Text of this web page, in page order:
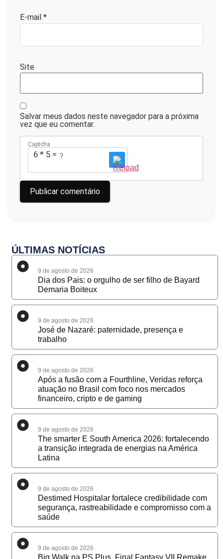
E-mail *
Site
Salvar meus dados neste navegador para a próxima
vez que eu comentar.
Captcha
6 * 5 = ?
ÚLTIMAS NOTÍCIAS
9 de agosto de 2026
Dia dos Pais: o orgulho de ser filho de Bayard
Demaria Boiteux
9 de agosto de 2026
José de Nazaré: paternidade, presença e
trabalho
9 de agosto de 2026
Após a fusão com a Fourthline, Veridas reforça
atuação no Brasil com foco nos mercados
financeiro, cripto e de gaming
9 de agosto de 2026
The smarter E South America 2026: fortalecendo
a transição integrada de energias na América
Latina
9 de agosto de 2026
Destimed Hospitalar fortalece credibilidade com
segurança, rastreabilidade e compromisso com a
saúde
9 de agosto de 2026